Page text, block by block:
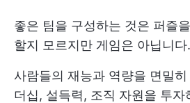
좋은 팀을 구성하는 것은 퍼즐
할지 모르지만 게임은 아닙니다
사람들의 재능과 역량을 면밀
더십, 설득력, 조직 자원을 투자